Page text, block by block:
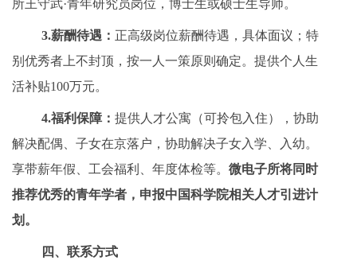
所王守武·青年研究员岗位，博士生或硕士生导师。
3.薪酬待遇： 正高级岗位薪酬待遇，具体面议；特
别优秀者上不封顶，按一人一策原则确定。提供个人生
活补贴100万元。
4.福利保障： 提供人才公寓（可拎包入住），协助
解决配偶、子女在京落户，协助解决子女入学、入幼。
享带薪年假、工会福利、年度体检等。 微电子所将同时
推荐优秀的青年学者，申报中国科学院相关人才引进计
划。
四、 联系方式